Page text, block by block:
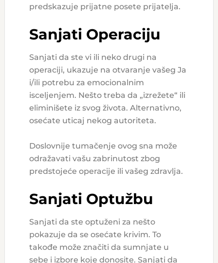
predskazuje prijatne posete prijatelja.
Sanjati Operaciju
Sanjati da ste vi ili neko drugi na
operaciji, ukazuje na otvaranje vašeg Ja
i/ili potrebu za emocionalnim
isceljenjem. Nešto treba da „izrežete“ ili
eliminišete iz svog života. Alternativno,
osećate uticaj nekog autoriteta.
Doslovnije tumačenje ovog sna može
odražavati vašu zabrinutost zbog
predstojeće operacije ili vašeg zdravlja.
Sanjati Optužbu
Sanjati da ste optuženi za nešto
pokazuje da se osećate krivim. To
takođe može značiti da sumnjate u
sebe i izbore koje donosite. Sanjati da